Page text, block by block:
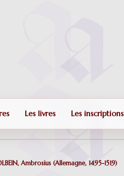
Les livres Les inscriptions
Ambrosius (Allemagne, 1495-1519)